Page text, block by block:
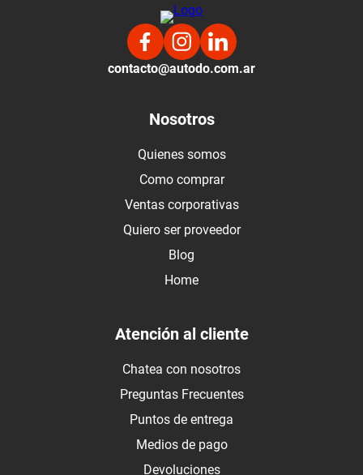
contacto@autodo.com.ar
Nosotros
Quienes somos
Como comprar
Ventas corporativas
Quiero ser proveedor
Blog
Home
Atención al cliente
Chatea con nosotros
Preguntas Frecuentes
Puntos de entrega
Medios de pago
Devoluciones